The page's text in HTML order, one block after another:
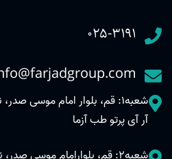
۰۲۵-۳۱۹۱
آر آی پرتو طب آزما